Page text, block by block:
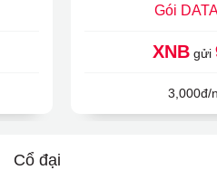
Gói
XNBgửi
3,000đ/
Cổ đại